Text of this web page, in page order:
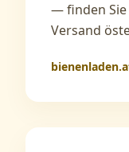
— finden Sie
Versand